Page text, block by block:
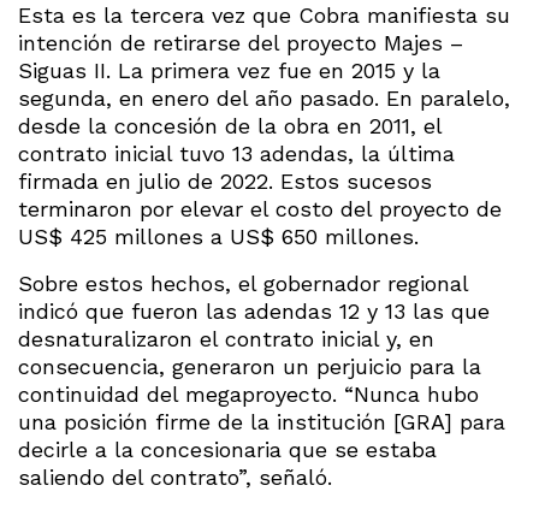
Esta es la tercera vez que Cobra manifiesta su
intención de retirarse del proyecto Majes –
Siguas II. La primera vez fue en 2015 y la
segunda, en enero del año pasado. En paralelo,
desde la concesión de la obra en 2011, el
contrato inicial tuvo 13 adendas, la última
firmada en julio de 2022. Estos sucesos
terminaron por elevar el costo del proyecto de
US$ 425 millones a US$ 650 millones.
Sobre estos hechos, el gobernador regional
indicó que fueron las adendas 12 y 13 las que
desnaturalizaron el contrato inicial y, en
consecuencia, generaron un perjuicio para la
continuidad del megaproyecto. “Nunca hubo
una posición firme de la institución [GRA] para
decirle a la concesionaria que se estaba
saliendo del contrato”, señaló.